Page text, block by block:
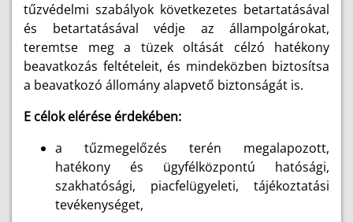
tűzvédelmi szabályok következetes betartatásával
és betartatásával védje az állampolgárokat,
teremtse meg a tüzek oltását célzó hatékony
beavatkozás feltételeit, és mindeközben biztosítsa
a beavatkozó állomány alapvető biztonságát is.
E célok elérése érdekében:
a tűzmegelőzés terén megalapozott,
hatékony és ügyfélközpontú hatósági,
szakhatósági, piacfelügyeleti, tájékoztatási
tevékenységet,